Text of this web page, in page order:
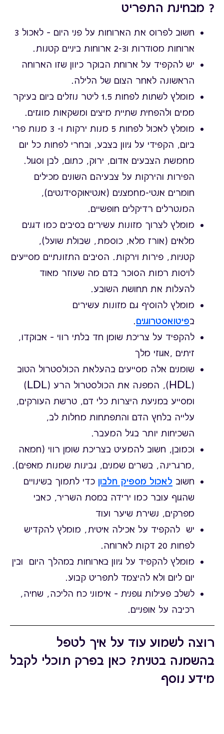
? מבחינת התפריט
חשוב לפרוס את הארוחות על פני היום – לאכול 3
ארוחות מסודרות ו2-3 ארוחות ביניים קטנות.
יש להקפיד על ארוחת הבוקר כיוון שזו הארוחה
הראשונה לאחר הצום של הלילה.
מומלץ לשתות לפחות 1.5 ליטר נוזלים ביום בעיקר
ממים ולהפחית שתיית מיצים ומשקאות מוגזים.
מומלץ לאכול לפחות 5 מנות ירקות ו- 3 מנות פרי
ביום, הקפידי על גיוון בצבע, ובחרי לפחות כל יום
מחמשת הצבעים אדום, ירוק, כתום, לבן וסגול.
הפירות והירקות על צבעיהם השונים מכילים
חומרים אנטי-מחמצנים (אנטיאוקסידנטים),
המנטרלים רדיקלים חופשיים.
מומלץ לצרוך מזונות עשירים בסיבים כמו דגנים
מלאים (אורז מלא, כוסמת, שבולת שועל),
קטניות, פירות וירקות. הסיבים התזונתיים מסייעים
לויסות רמות הסוכר בדם מה שעוזר מאוד
להעלות את תחושת השובע.
מומלץ להוסיף גם מזונות עשירים
בפיטואסטרוגנים.
להקפיד על צריכת שומן חד בלתי רווי – אבוקדו,
זיתים ,אגוזי מלך
שומנים אלה מסייעים בהעלאת הכולסטרול הטוב
(HDL), המפנה את הכולסטרול הרע (LDL)
ומסייע במניעת היצרות כלי דם, טרשת העורקים,
עלייה בלחץ הדם והתפתחות מחלות לב,
השכיחות יותר בגיל המעבר.
וכמובן, חשוב להמעיט בצריכת שומן רווי (חמאה
,מרגרינה, בשרים שמנים, גבינות שמנות מאפים).
חשוב לאכול מספיק חלבון כדי לתמוך בשינויים
שהגוף עובר כמו ירידה במסת השריר, כאבי
מפרקים, נשירת שיער ועוד
יש להקפיד על אכילה איטית, מומלץ להקדיש
לפחות 20 דקות לארוחה.
מומלץ להקפיד על גיוון בארוחות במהלך היום ובין
יום ליום ולא להיצמד לתפריט קבוע.
לשלב פעילות גופנית – אימוני כח הליכה, שחיה,
רכיבה על אופניים.
רוצה לשמוע עוד על איך לטפל
בהשמנה בטנית? כאן בפרק תוכלי לקבל
מידע נוסף